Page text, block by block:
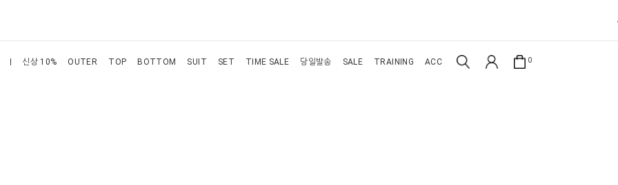
신상 10% OUTER TOP BOTTOM SUIT SET TIME SALE 당일발송 SALE TRAINING ACC 0